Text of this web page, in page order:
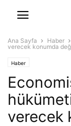
Ana Sayfa Haber
verecek konumda
Haber
verecek